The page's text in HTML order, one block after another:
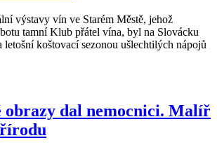
výstavy vín ve Starém Městě, jehož
tamní Klub přátel vína, byl na Slovácku
letošní koštovací sezonou ušlechtilých nápojů
obrazy dal nemocnici. Malíř